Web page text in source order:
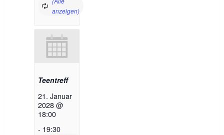
Teentreff
21. Januar
2028 @
18:00
- 19:30